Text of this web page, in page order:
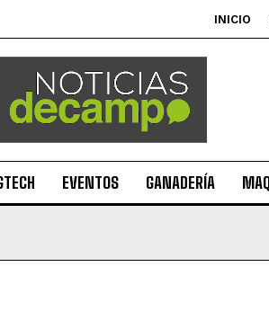
INICIO
EVENTOS GANADERÍA